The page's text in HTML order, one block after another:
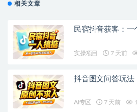
相关文章
民宿抖音获客：一
实操项目 7 天前
抖音图文问答玩法
AI专区 7 天前